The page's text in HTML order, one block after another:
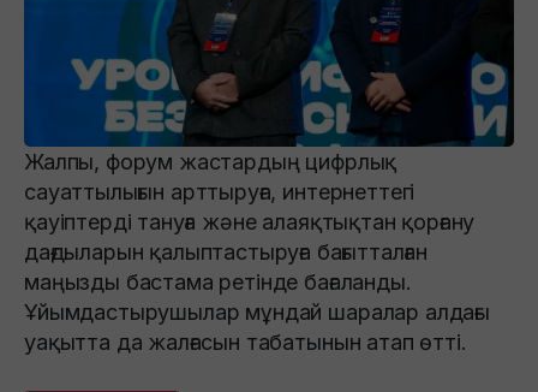
Жалпы, форум жастардың цифрлық
сауаттылығын арттыруға, интернеттегі
қауіптерді тануға және алаяқтықтан қорғану
дағдыларын қалыптастыруға бағытталған
маңызды бастама ретінде бағаланды.
Ұйымдастырушылар мұндай шаралар алдағы
уақытта да жалғасын табатынын атап өтті.